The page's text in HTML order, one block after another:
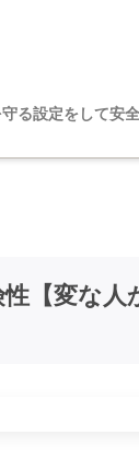
る設定をして安全
【変な人